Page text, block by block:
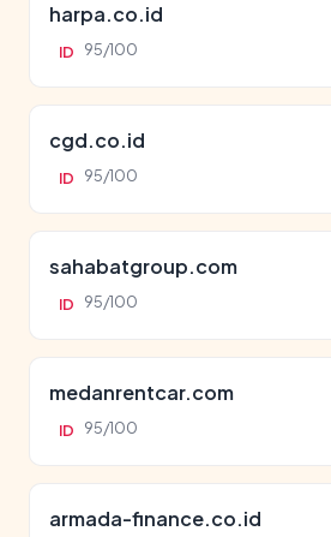
harpa.co.id
ID 95/100
cgd.co.id
ID 95/100
sahabatgroup.com
ID 95/100
medanrentcar.com
ID 95/100
armada-finance.co.id